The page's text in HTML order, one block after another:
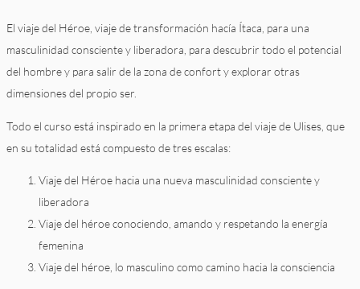
El viaje del Héroe, viaje de transformación hacía Ítaca, para una
masculinidad consciente y liberadora, para descubrir todo el potencial
del hombre y para salir de la zona de confort y explorar otras
dimensiones del propio ser.
Todo el curso está inspirado en la primera etapa del viaje de Ulises, que
en su totalidad está compuesto de tres escalas:
Viaje del Héroe hacia una nueva masculinidad consciente y
liberadora
Viaje del héroe conociendo, amando y respetando la energía
femenina
Viaje del héroe, lo masculino como camino hacia la consciencia